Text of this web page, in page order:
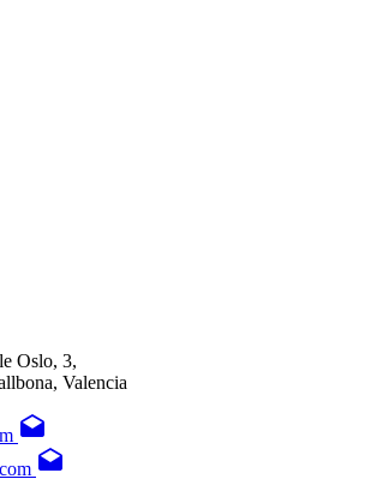
Oslo, 3,
Valencia
drafts
drafts